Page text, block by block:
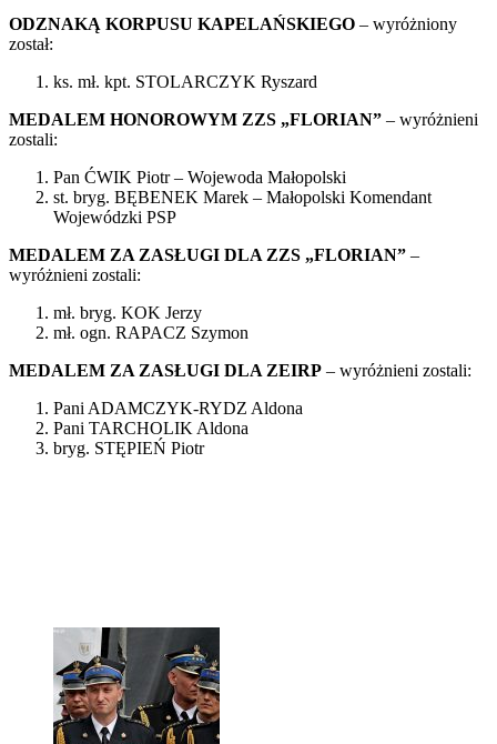
ODZNAKĄ KORPUSU KAPELAŃSKIEGO – wyróżniony
został:
ks. mł. kpt. STOLARCZYK Ryszard
MEDALEM HONOROWYM ZZS „FLORIAN” – wyróżnieni
zostali:
Pan ĆWIK Piotr – Wojewoda Małopolski
st. bryg. BĘBENEK Marek – Małopolski Komendant
Wojewódzki PSP
MEDALEM ZA ZASŁUGI DLA ZZS „FLORIAN” –
wyróżnieni zostali:
mł. bryg. KOK Jerzy
mł. ogn. RAPACZ Szymon
MEDALEM ZA ZASŁUGI DLA ZEIRP – wyróżnieni zostali:
Pani ADAMCZYK-RYDZ Aldona
Pani TARCHOLIK Aldona
bryg. STĘPIEŃ Piotr